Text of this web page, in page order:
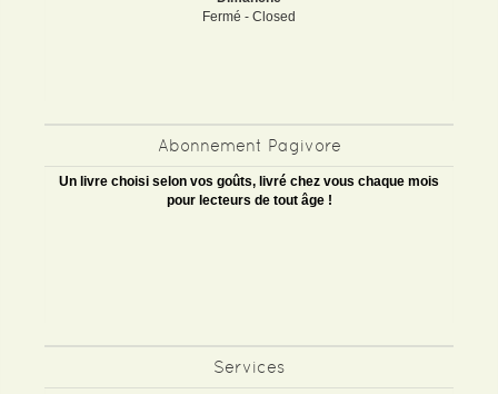
Fermé - Closed
Abonnement Pagivore
Un livre choisi selon vos goûts, livré chez vous chaque mois
pour lecteurs de tout âge !
Services